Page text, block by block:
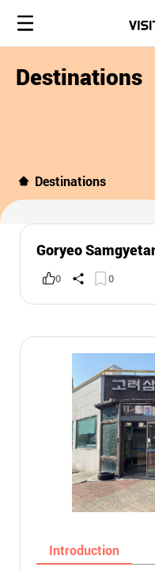
Destinations
Destinations
Goryeo
0 0
Introduction